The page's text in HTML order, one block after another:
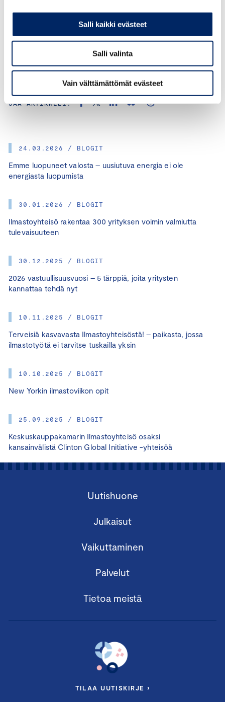
Salli kaikki evästeet
Salli valinta
Vain välttämättömät evästeet
24.03.2026 / BLOGIT
Emme luopuneet valosta – uusiutuva energia ei ole
energiasta luopumista
30.01.2026 / BLOGIT
Ilmastoyhteisö rakentaa 300 yrityksen voimin valmiutta
tulevaisuuteen
30.12.2025 / BLOGIT
2026 vastuullisuusvuosi – 5 tärppiä, joita yritysten
kannattaa tehdä nyt
10.11.2025 / BLOGIT
Terveisiä kasvavasta Ilmastoyhteisöstä! – paikasta, jossa
ilmastotyötä ei tarvitse tuskailla yksin
10.10.2025 / BLOGIT
New Yorkin ilmastoviikon opit
25.09.2025 / BLOGIT
Keskuskauppakamarin Ilmastoyhteisö osaksi
kansainvälistä Clinton Global Initiative -yhteisöä
Sanomissa 24.4. ja sanomalehti Länsi-Suomessa
ILMASTO, KILPAILUKYKY, POLITIIKKA
JAA ARTIKKELI:
Uutishuone
Julkaisut
Vaikuttaminen
Palvelut
Tietoa meistä
TILAA UUTISKIRJE ›